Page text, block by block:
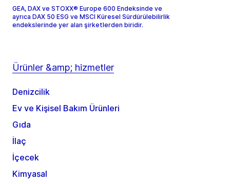
GEA, DAX ve STOXX® Europe 600 Endeksinde ve
ayrıca DAX 50 ESG ve MSCI Küresel Sürdürülebilirlik
endekslerinde yer alan şirketlerden biridir.
Ürünler &amp; hizmetler
Denizcilik
Ev ve Kişisel Bakım Ürünleri
Gıda
İlaç
İçecek
Kimyasal